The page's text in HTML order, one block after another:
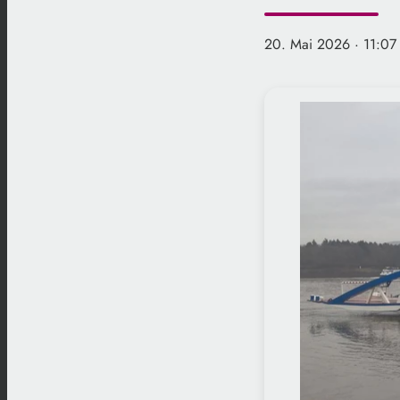
20. Mai 2026 ·